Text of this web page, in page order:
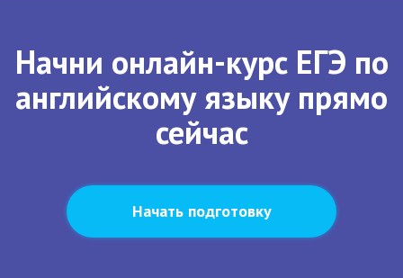
Начни онлайн-курс ЕГЭ по
английскому языку прямо
сейчас
Начать подготовку